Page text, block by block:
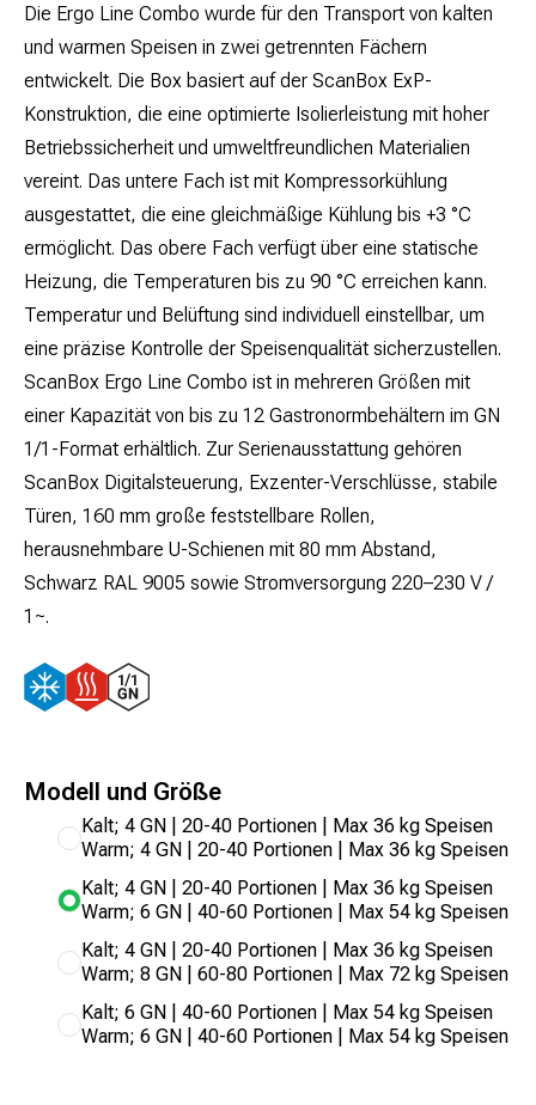
Die Ergo Line Combo wurde für den Transport von kalten
und warmen Speisen in zwei getrennten Fächern
entwickelt. Die Box basiert auf der ScanBox ExP-
Konstruktion, die eine optimierte Isolierleistung mit hoher
Betriebssicherheit und umweltfreundlichen Materialien
vereint. Das untere Fach ist mit Kompressorkühlung
ausgestattet, die eine gleichmäßige Kühlung bis +3 °C
ermöglicht. Das obere Fach verfügt über eine statische
Heizung, die Temperaturen bis zu 90 °C erreichen kann.
Temperatur und Belüftung sind individuell einstellbar, um
eine präzise Kontrolle der Speisenqualität sicherzustellen.
ScanBox Ergo Line Combo ist in mehreren Größen mit
einer Kapazität von bis zu 12 Gastronormbehältern im GN
1/1-Format erhältlich. Zur Serienausstattung gehören
ScanBox Digitalsteuerung, Exzenter-Verschlüsse, stabile
Türen, 160 mm große feststellbare Rollen,
herausnehmbare U-Schienen mit 80 mm Abstand,
Schwarz RAL 9005 sowie Stromversorgung 220–230 V /
1~.
Modell und Größe
Kalt; 4 GN | 20-40 Portionen | Max 36 kg Speisen
Warm; 4 GN | 20-40 Portionen | Max 36 kg Speisen
Kalt; 4 GN | 20-40 Portionen | Max 36 kg Speisen
Warm; 6 GN | 40-60 Portionen | Max 54 kg Speisen
Kalt; 4 GN | 20-40 Portionen | Max 36 kg Speisen
Warm; 8 GN | 60-80 Portionen | Max 72 kg Speisen
Kalt; 6 GN | 40-60 Portionen | Max 54 kg Speisen
Warm; 6 GN | 40-60 Portionen | Max 54 kg Speisen